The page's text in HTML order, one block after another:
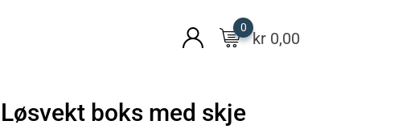
kr 0,00
0
Løsvekt boks med skje